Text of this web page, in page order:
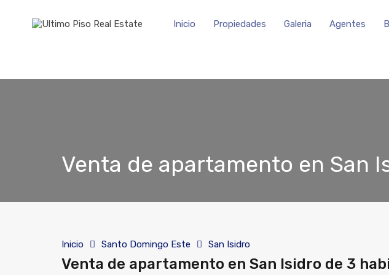
Inicio Propiedades Galeria Agentes
Venta de apartamento en San
Inicio Santo Domingo Este San Isidro
Venta de apartamento en San Isidro de 3